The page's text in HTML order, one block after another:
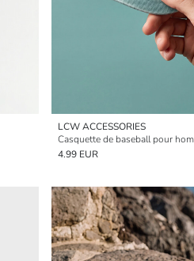
LCW ACCESSORIES
Casquette de baseball pour
4.99 EUR